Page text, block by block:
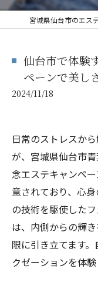
仙台市で体験
ペーンで美し
2024/11/18
日常のストレスか
が、宮城県仙台市
念エステキャンペ
意されており、心
の技術を駆使した
は、内側からの輝
限に引き立てます
クゼーションを体